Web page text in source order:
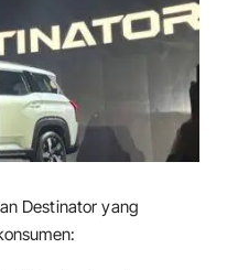
Destinator yang